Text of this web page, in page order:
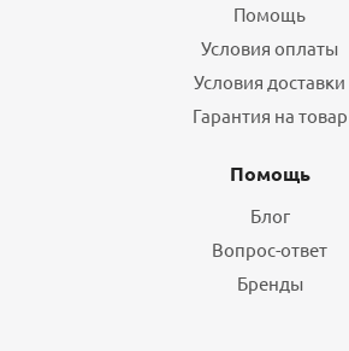
Помощь
Условия оплаты
Условия доставки
Гарантия на товар
Помощь
Блог
Вопрос-ответ
Бренды